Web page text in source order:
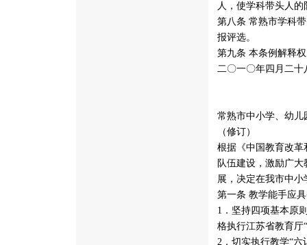
人，使学科带头人
第八条 常熟市学科
报评选。
第九条 本条例解释
二〇一〇年四月二十
常熟市中小学、幼
（修订）
根据《中国教育改
队伍建设，激励广
展，决定在我市中
第一条 教学能手应
1．坚持四项基本原
格执行江苏省教育厅
2．切实执行教学“